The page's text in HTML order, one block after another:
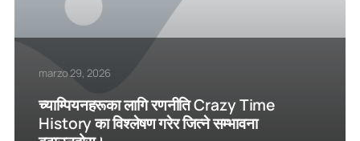
marzo 29, 2026
च्याम्पियनहरूका लागि रणनीति Crazy Time
History का विश्लेषण गरेर जित्ने सम्भावना